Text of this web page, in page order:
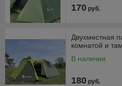
170 руб.
Двухместная
комнатой и
В наличии
180 руб.